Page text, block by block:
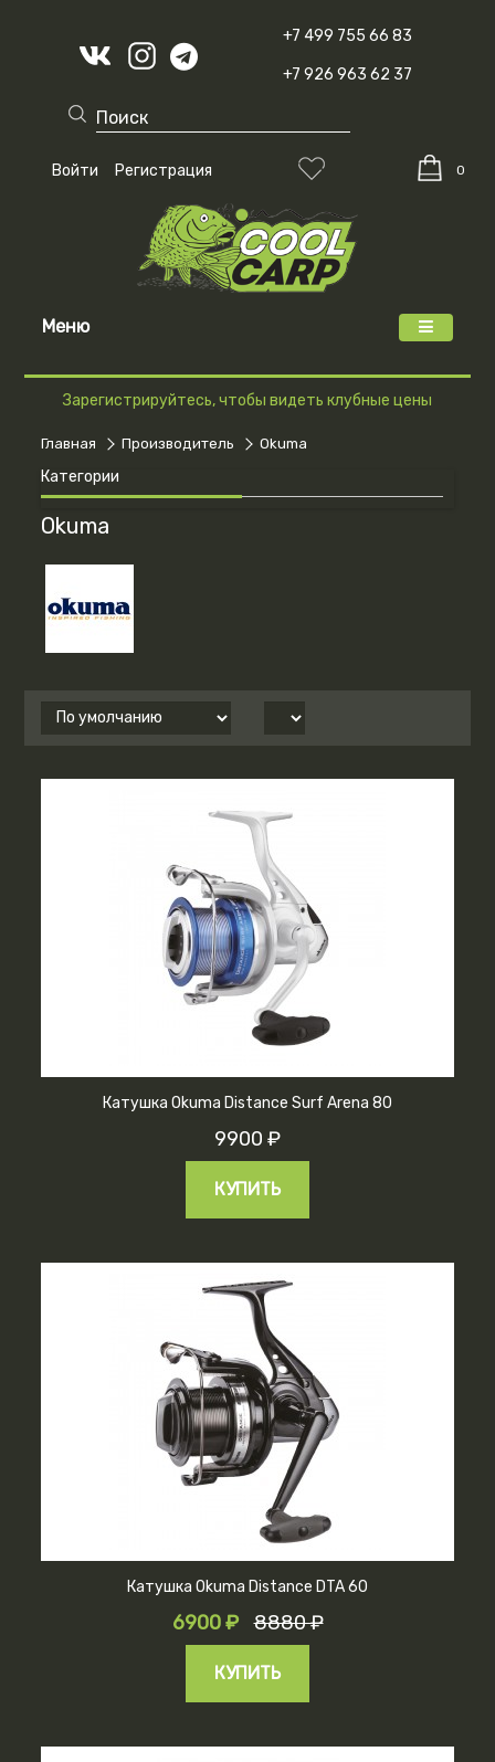
+7 499 755 66 83
+7 926 963 62 37
Войти Регистрация 0
Меню
Зарегистрируйтесь, чтобы видеть клубные цены
Главная Производитель Okuma
Категории
Okuma
Катушка Okuma Distance Surf Arena 80
9900 ₽
КУПИТЬ
Катушка Okuma Distance DTA 60
6900 ₽ 8880 ₽
КУПИТЬ